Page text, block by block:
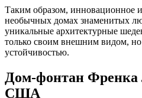
Таким образом, инновационное
необычных домах знаменитых
уникальные архитектурные
только своим внешним видом, но
устойчивостью.
Дом-фонтан Френка
США